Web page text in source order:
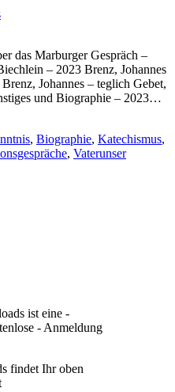
das Marburger Gespräch –
– 2023 Brenz, Johannes
Johannes – teglich Gebet,
und Biographie – 2023…
, Biographie, Katechismus,
, Vaterunser
ist eine -
- Anmeldung
findet Ihr oben